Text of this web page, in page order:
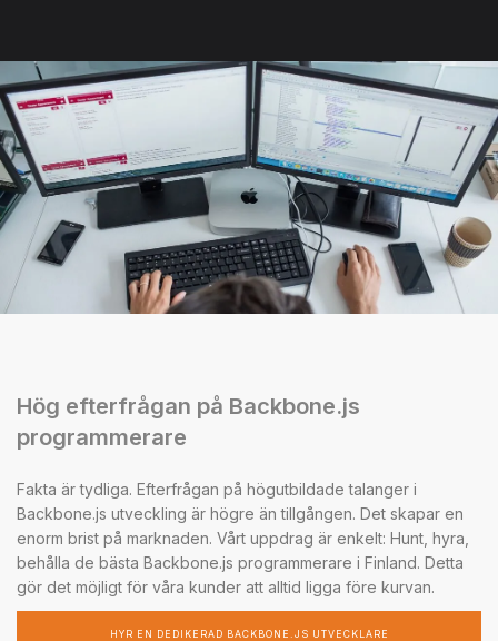
Hög efterfrågan på Backbone.js
programmerare
Fakta är tydliga. Efterfrågan på högutbildade talanger i
Backbone.js utveckling är högre än tillgången. Det skapar en
enorm brist på marknaden. Vårt uppdrag är enkelt: Hunt, hyra,
behålla de bästa Backbone.js programmerare i Finland. Detta
gör det möjligt för våra kunder att alltid ligga före kurvan.
HYR EN DEDIKERAD BACKBONE.JS UTVECKLARE